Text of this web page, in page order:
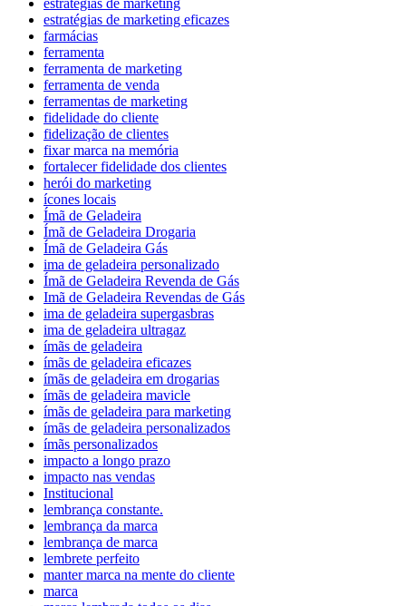
estratégias de marketing
estratégias de marketing eficazes
farmácias
ferramenta
ferramenta de marketing
ferramenta de venda
ferramentas de marketing
fidelidade do cliente
fidelização de clientes
fixar marca na memória
fortalecer fidelidade dos clientes
herói do marketing
ícones locais
Ímã de Geladeira
Ímã de Geladeira Drogaria
Ímã de Geladeira Gás
ima de geladeira personalizado
Ímã de Geladeira Revenda de Gás
Imã de Geladeira Revendas de Gás
ima de geladeira supergasbras
ima de geladeira ultragaz
ímãs de geladeira
ímãs de geladeira eficazes
ímãs de geladeira em drogarias
ímãs de geladeira mavicle
ímãs de geladeira para marketing
ímãs de geladeira personalizados
ímãs personalizados
impacto a longo prazo
impacto nas vendas
Institucional
lembrança constante.
lembrança da marca
lembrança de marca
lembrete perfeito
manter marca na mente do cliente
marca